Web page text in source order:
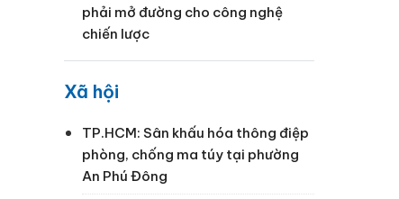
phải mở đường cho công nghệ
chiến lược
Xã hội
TP.HCM: Sân khấu hóa thông điệp
phòng, chống ma túy tại phường
An Phú Đông